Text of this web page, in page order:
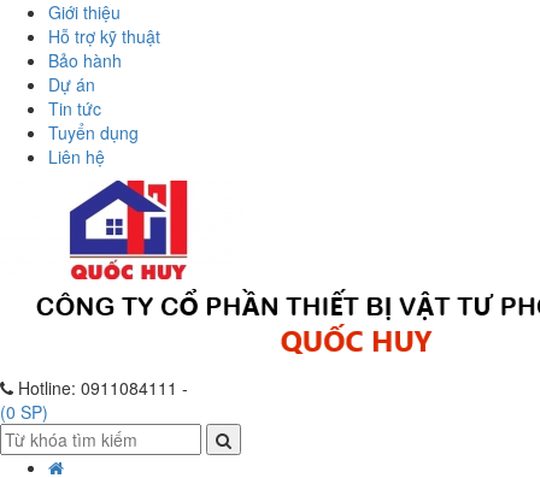
Giới thiệu
Hỗ trợ kỹ thuật
Bảo hành
Dự án
Tin tức
Tuyển dụng
Liên hệ
Hotline: 0911084111 -
(0 SP)